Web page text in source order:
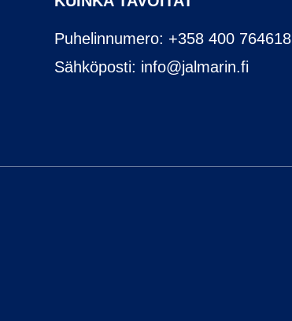
Puhelinnumero: +358 400 764618
Sähköposti: info@jalmarin.fi